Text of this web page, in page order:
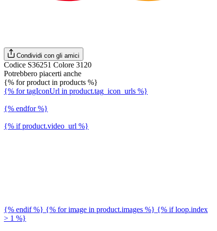
Condividi con gli amici
Codice S36251 Colore 3120
Potrebbero piacerti anche
{% for product in products %}
{% for tagIconUrl in product.tag_icon_urls %}
{% endfor %}
{% if product.video_url %}
{% endif %} {% for image in product.images %} {% if loop.index
> 1 %}